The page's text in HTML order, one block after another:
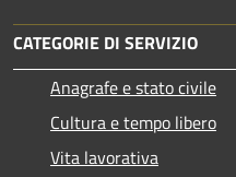
CATEGORIE DI SERVIZIO
Anagrafe e stato civile
Cultura e tempo libero
Vita lavorativa